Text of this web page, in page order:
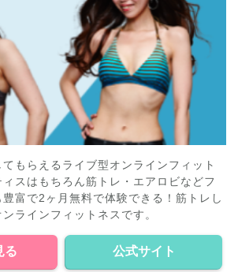
もらえるライブ型オンラインフィット
スはもちろん筋トレ・エアロビなどフ
富で2ヶ月無料で体験できる！筋トレし
ラインフィットネスです。
る 公式サイト